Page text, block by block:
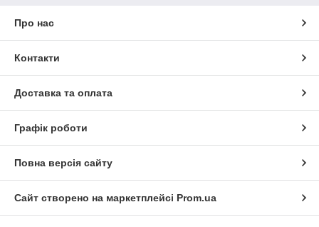
Про нас
Контакти
Доставка та оплата
Графік роботи
Повна версія сайту
Сайт створено на маркетплейсі Prom.ua